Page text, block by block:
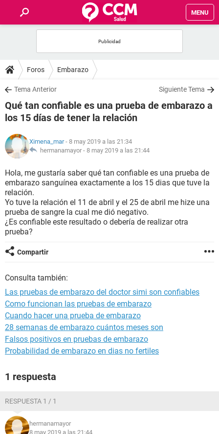
MENU
FOROS
SALUD
FAMILIA
NUTRICIÓN
SEXUALIDAD
GLOSARIO
Foros Embarazo
Tema Anterior Siguiente Tema
Qué tan confiable es una prueba de embarazo a
los 15 días de tener la relación
Ximena_mar- 8 may 2019 a las 21:34
hermanamayor - 8 may 2019 a las 21:44
Hola, me gustaría saber qué tan confiable es una prueba de
embarazo sanguínea exactamente a los 15 dias que tuve la
relación.
Yo tuve la relación el 11 de abril y el 25 de abril me hize una
prueba de sangre la cual me dió negativo.
¿Es confiable este resultado o debería de realizar otra
prueba?
Compartir
Consulta también:
Las pruebas de embarazo del doctor simi son confiables
Como funcionan las pruebas de embarazo
Cuando hacer una prueba de embarazo
28 semanas de embarazo cuántos meses son
Falsos positivos en pruebas de embarazo
Probabilidad de embarazo en dias no fertiles
1 respuesta
RESPUESTA 1 / 1
hermanamayor
8 may 2019 a las 21:44